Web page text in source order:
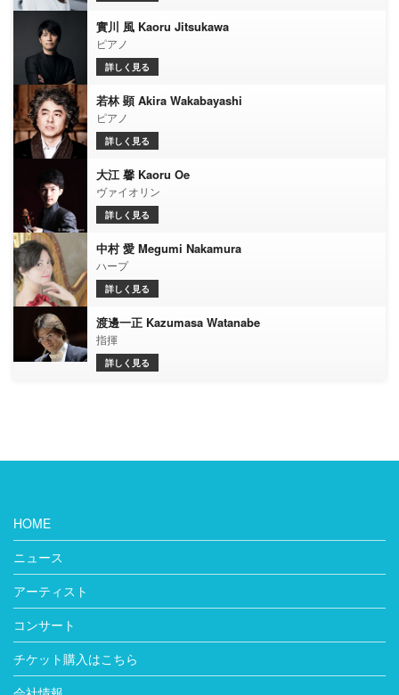
實川 風 Kaoru Jitsukawa
ピアノ
詳しく見る
若林 顕 Akira Wakabayashi
ピアノ
詳しく見る
大江 馨 Kaoru Oe
ヴァイオリン
詳しく見る
中村 愛 Megumi Nakamura
ハープ
詳しく見る
渡邊一正 Kazumasa Watanabe
指揮
詳しく見る
HOME
ニュース
アーティスト
コンサート
チケット購入はこちら